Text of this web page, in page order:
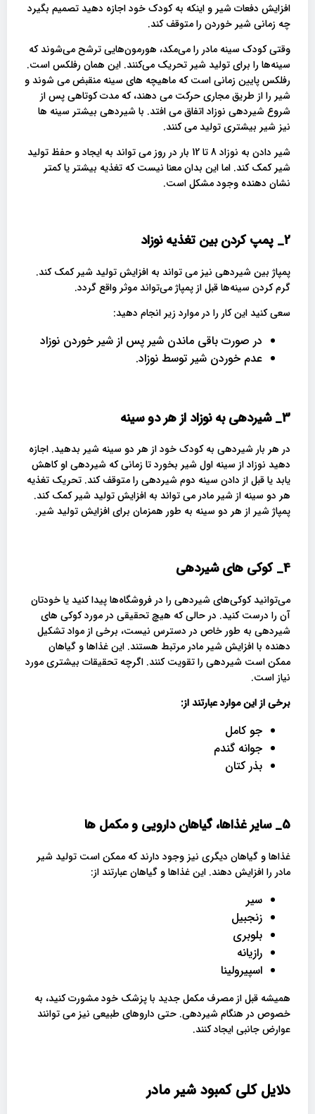
افزایش دفعات شیر و اینکه به کودک خود اجازه دهید تصمیم بگیرد
چه زمانی شیر خوردن را متوقف کند.
وقتی کودک سینه مادر را می‌مکد، هورمون‌هایی ترشح می‌شوند که
سینه‌ها را برای تولید شیر تحریک می‌کنند. این همان رفلکس است.
رفلکس پایین زمانی است که ماهیچه های سینه منقبض می شوند و
شیر را از طریق مجاری حرکت می دهند، که مدت کوتاهی پس از
شروع شیردهی نوزاد اتفاق می افتد. با شیردهی بیشتر سینه ها
نیز شیر بیشتری تولید می کنند.
شیر دادن به نوزاد 8 تا 12 بار در روز می تواند به ایجاد و حفظ تولید
شیر کمک کند. اما این بدان معنا نیست که تغذیه بیشتر یا کمتر
نشان دهنده وجود مشکل است.
2_ پمپ کردن بین تغذیه نوزاد
پمپاژ بین شیردهی نیز می تواند به افزایش تولید شیر کمک کند.
گرم کردن سینه‌ها قبل از پمپاژ می‌تواند موثر واقع گردد.
سعی کنید این کار را در موارد زیر انجام دهید:
در صورت باقی ماندن شیر پس از شیر خوردن نوزاد
عدم خوردن شیر توسط نوزاد.
3_ شیردهی به نوزاد از هر دو سینه
در هر بار شیردهی به کودک خود از هر دو سینه شیر بدهید. اجازه
دهید نوزاد از سینه اول شیر بخورد تا زمانی که شیردهی او کاهش
یابد یا قبل از دادن سینه دوم شیردهی را متوقف کند. تحریک تغذیه
هر دو سینه از شیر مادر می تواند به افزایش تولید شیر کمک کند.
پمپاژ شیر از هر دو سینه به طور همزمان برای افزایش تولید شیر.
4_ کوکی های شیردهی
می‌توانید کوکی‌های شیردهی را در فروشگاه‌ها پیدا کنید یا خودتان
آن را درست کنید. در حالی که هیچ تحقیقی در مورد کوکی های
شیردهی به طور خاص در دسترس نیست، برخی از مواد تشکیل
دهنده با افزایش شیر مادر مرتبط هستند. این غذاها و گیاهان
ممکن است شیردهی را تقویت کنند. اگرچه تحقیقات بیشتری مورد
نیاز است.
برخی از این موارد عبارتند از:
جو کامل
جوانه گندم
بذر کتان
5_ سایر غذاها، گیاهان دارویی و مکمل ها
غذاها و گیاهان دیگری نیز وجود دارند که ممکن است تولید شیر
مادر را افزایش دهند. این غذاها و گیاهان عبارتند از:
سیر
زنجبیل
بلوبری
رازیانه
اسپیرولینا
همیشه قبل از مصرف مکمل جدید با پزشک خود مشورت کنید، به
خصوص در هنگام شیردهی. حتی داروهای طبیعی نیز می توانند
عوارض جانبی ایجاد کنند.
دلایل کلی کمبود شیر مادر